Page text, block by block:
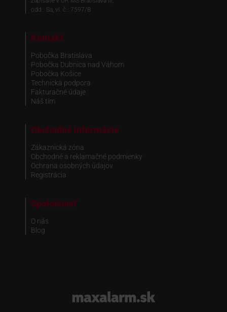
odd.: Sa, vl. č.: 7597/B
Kontakt
Pobočka Bratislava
Pobočka Dubnica nad Váhom
Pobočka Košice
Technická podpora
Fakturačné údaje
Náš tím
Obchodné informácie
Zákaznická zóna
Obchodné a reklamačné podmienky
Ochrana osobných údajov
Registrácia
Spoločnosť
O nás
Blog
www.maxalarm.sk